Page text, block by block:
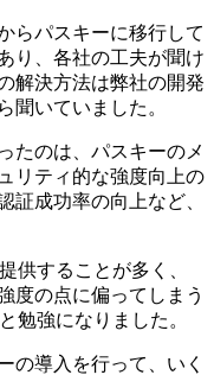
らパスキーに移行して
り、各社の工夫が聞け
解決方法は弊社の開発
聞いていました。
たのは、パスキーのメ
リティ的な強度向上の
証成功率の向上など、
供することが多く、
度の点に偏ってしまう
勉強になりました。
の導入を行って、いく